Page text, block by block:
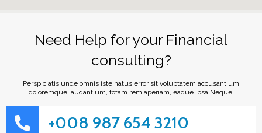
Need Help for your Financial
consulting?
Perspiciatis unde omnis iste natus error sit voluptatem accusantium
doloremque laudantium, totam rem aperiam, eaque ipsa Neque.
+008 987 654 3210